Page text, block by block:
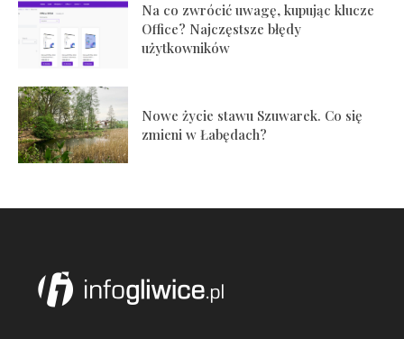
Na co zwrócić uwagę, kupując klucze
Office? Najczęstsze błędy
użytkowników
Nowe życie stawu Szuwarek. Co się
zmieni w Łabędach?